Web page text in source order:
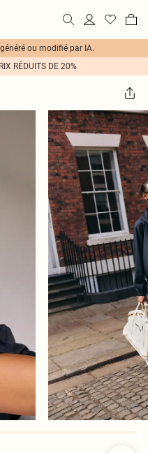
ou modifié par IA.
RÉDUITS DE 20%